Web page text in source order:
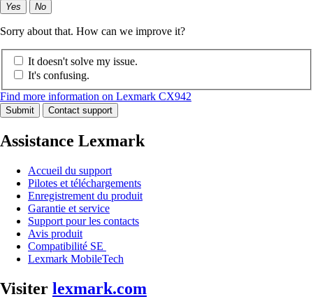
Yes No
Sorry about that. How can we improve it?
It doesn't solve my issue.
It's confusing.
Find more information on Lexmark CX942
Submit Contact support
Assistance Lexmark
Accueil du support
Pilotes et téléchargements
Enregistrement du produit
Garantie et service
Support pour les contacts
Avis produit
Compatibilité SE
Lexmark MobileTech
Visiter lexmark.com